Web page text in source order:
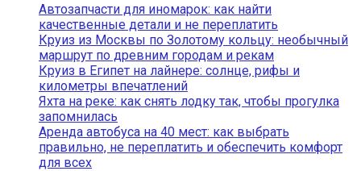
Автозапчасти для иномарок: как найти
качественные детали и не переплатить
Круиз из Москвы по Золотому кольцу: необычный
маршрут по древним городам и рекам
Круиз в Египет на лайнере: солнце, рифы и
километры впечатлений
Яхта на реке: как снять лодку так, чтобы прогулка
запомнилась
Аренда автобуса на 40 мест: как выбрать
правильно, не переплатить и обеспечить комфорт
для всех